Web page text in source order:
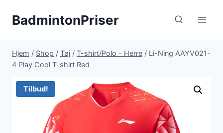
BadmintonPriser
Hjem / Shop / Tøj / T-shirt/Polo - Herre / Li-Ning AAYV021-
4 Play Cool T-shirt Red
Tilbud!